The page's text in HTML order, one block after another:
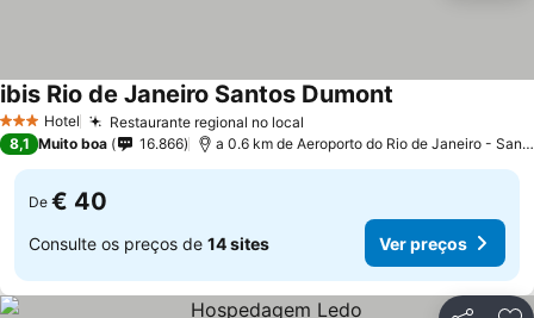
3 EstrelasHotel Restaurante regional no local
ibis Rio de Janeiro Santos Dumont
8,1 Muito boa 16.866 a 0.6 km de Aeroporto do Rio de Janeiro - Santos Dumont
De € 40
Consulte os preços de 14 sites Ver preços